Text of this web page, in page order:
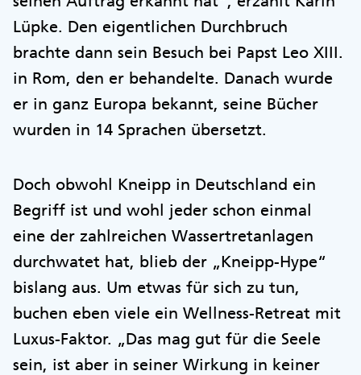
Lüpke. Den eigentlichen Durchbruch
brachte dann sein Besuch bei Papst Leo XIII.
in Rom, den er behandelte. Danach wurde
er in ganz Europa bekannt, seine Bücher
wurden in 14 Sprachen übersetzt.
Doch obwohl Kneipp in Deutschland ein
Begriff ist und wohl jeder schon einmal
eine der zahlreichen Wassertretanlagen
durchwatet hat, blieb der „Kneipp-Hype“
bislang aus. Um etwas für sich zu tun,
buchen eben viele ein Wellness-Retreat mit
Luxus-Faktor. „Das mag gut für die Seele
sein, ist aber in seiner Wirkung in keiner